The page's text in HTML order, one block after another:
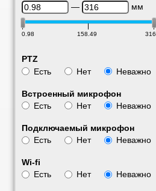
—
мм
0.98 158.49 316
PTZ
Есть
Нет Неважно
Встроенный микрофон
Есть
Нет Неважно
Подключаемый микрофон
Есть
Нет Неважно
Wi-fi
Есть
Нет Неважно